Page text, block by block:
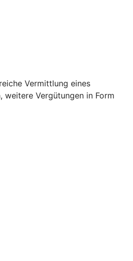
Vermittlung eines
weitere Vergütungen in Form